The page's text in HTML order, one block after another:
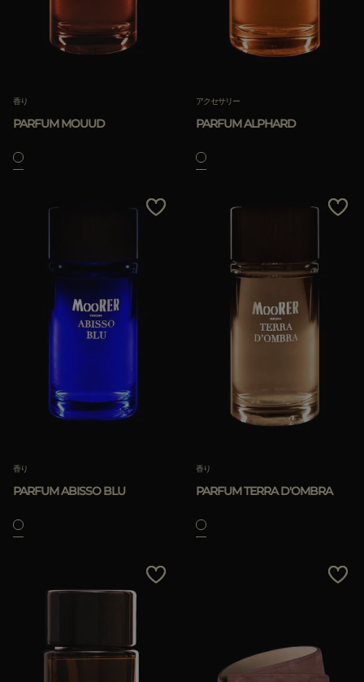
香り
PARFUM MOUUD
アクセサリー
PARFUM ALPHARD
香り
PARFUM ABISSO BLU
香り
PARFUM TERRA D'OMBRA